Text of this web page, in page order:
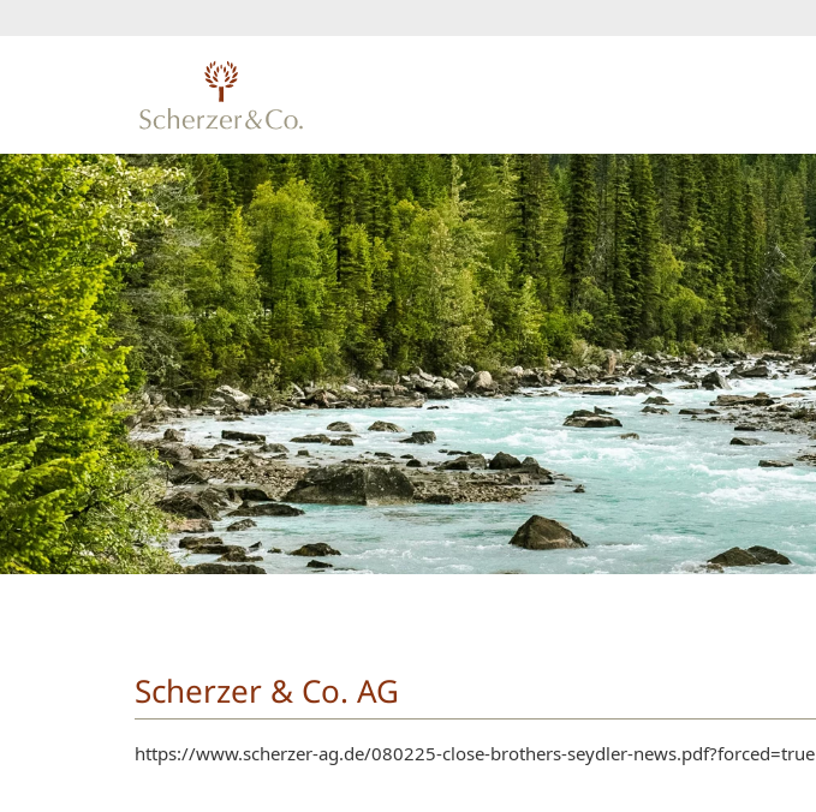
Scherzer & Co. AG
https://www.scherzer-ag.de/080225-close-brothers-seydler-news.pdf?forced=true